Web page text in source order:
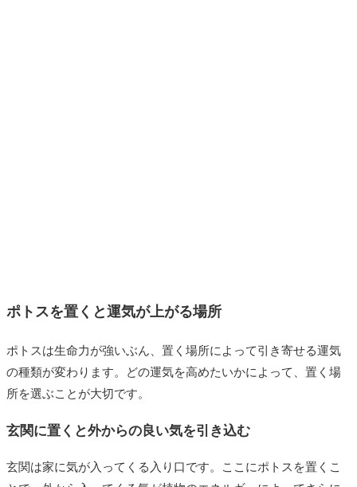
ポトスを置くと運気が上がる場所
ポトスは生命力が強いぶん、置く場所によって引き寄せる運気
の種類が変わります。どの運気を高めたいかによって、置く場
所を選ぶことが大切です。
玄関に置くと外からの良い気を引き込む
玄関は家に気が入ってくる入り口です。ここにポトスを置くこ